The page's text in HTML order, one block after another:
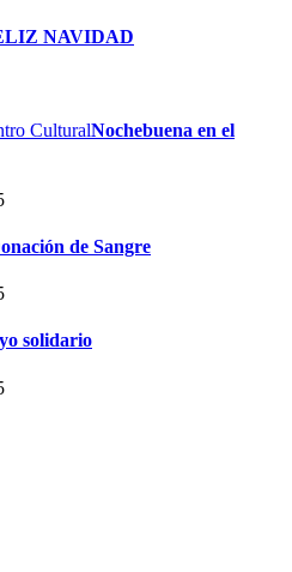
NAVIDAD
Nochebuena en el
de Sangre
solidario